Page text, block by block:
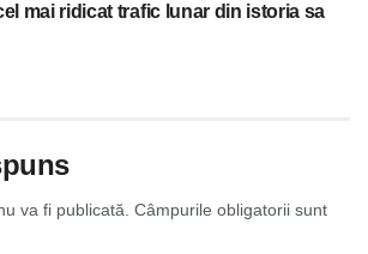
mai ridicat trafic lunar din istoria sa
va fi publicată. Câmpurile obligatorii sunt